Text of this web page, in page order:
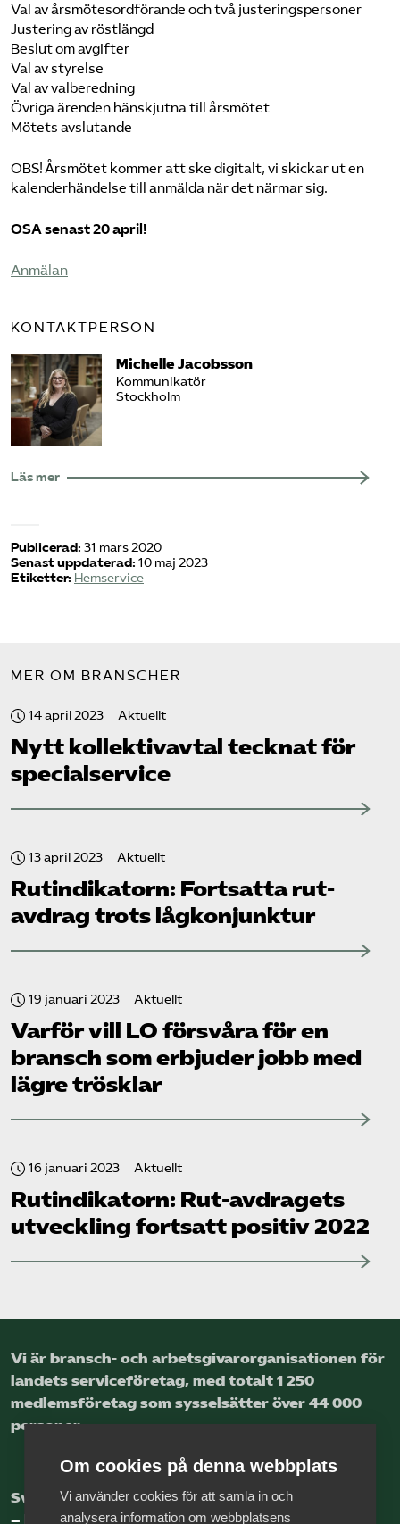
Val av årsmötesordförande och två justeringspersoner
Justering av röstlängd
Beslut om avgifter
Val av styrelse
Val av valberedning
Övriga ärenden hänskjutna till årsmötet
Mötets avslutande
OBS! Årsmötet kommer att ske digitalt, vi skickar ut en
kalenderhändelse till anmälda när det närmar sig.
OSA senast 20 april!
Anmälan
KONTAKTPERSON
Michelle Jacobsson
Kommunikatör
Stockholm
Läs mer
Publicerad: 31 mars 2020
Senast uppdaterad: 10 maj 2023
Etiketter: Hemservice
MER OM BRANSCHER
14 april 2023 Aktuellt
Nytt kollektivavtal tecknat för
specialservice
13 april 2023 Aktuellt
Rut­indikatorn: Fortsatta rut-
avdrag trots lågkonjunktur
19 januari 2023 Aktuellt
Varför vill LO försvåra för en
bransch som erbjuder jobb med
lägre trösklar
16 januari 2023 Aktuellt
Rut­indikatorn: Rut-avdragets
utveckling fortsatt positiv 2022
Vi är bransch- och arbetsgivar­organisationen för
landets service­företag, med totalt 1 250
medlems­företag som sysselsätter över 44 000
personer.
Sveriges nya basnäring
– landets främsta integrationsmotor.
Om cookies på denna webbplats
Vi använder cookies för att samla in och
analysera information om webbplatsens